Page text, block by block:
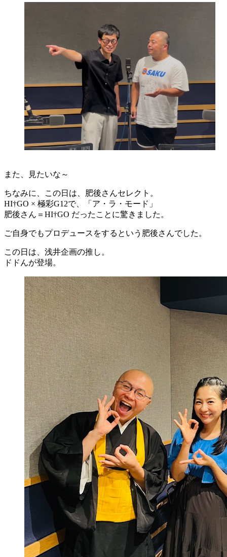
また、見たいな～
ちなみに、この日は、肥後さんセレクト。
HI†GO × 極彩G12で、「ア・ラ・モード」
肥後さん＝HI†GO だったことに驚きました。
ご自身でもプロデュースをするという肥後さんでした。
この日は、浅井企画の推し。
ドドんが登場。